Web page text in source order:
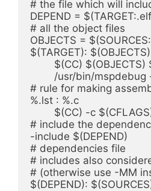
# the file which will
DEPEND =
# all the object files
OBJECTS =
$(TARGET):
# rule for making
%.lst : %.c
# include the
-include $(DEPEND)
# dependencies file
# includes also
# (otherwise use -MM
$(DEPEND):